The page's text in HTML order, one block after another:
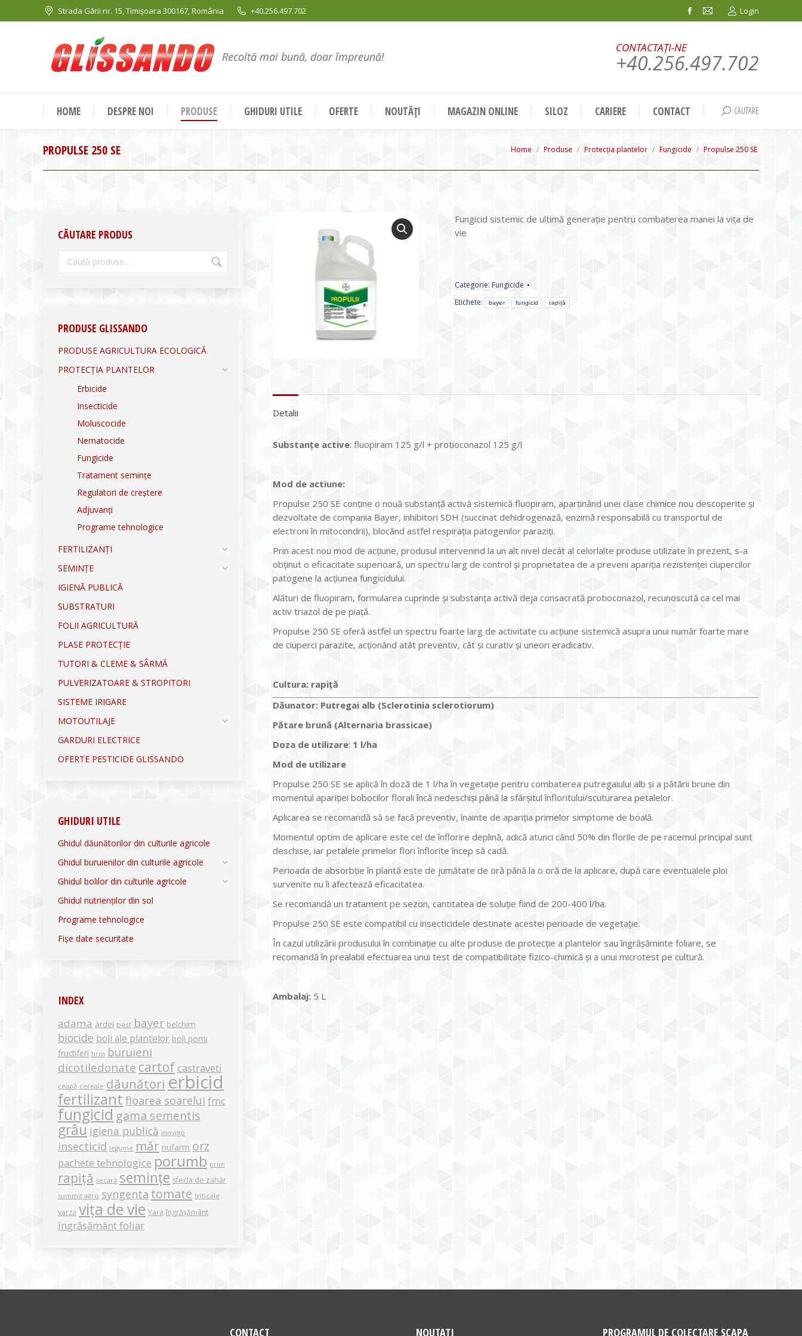
Strada Gării nr. 15, Timișoara 300167, România +40.256.497.702
Facebook
in
window
Mail
in
window
Login
Recoltă mai bună, doar împreună!
CONTACTAȚI-NE
+40.256.497.702
HOME DESPRE NOI PRODUSE GHIDURI UTILE OFERTE NOUTĂȚI MAGAZIN ONLINE SILOZ CARIERE CONTACT Search:
CĂUTARE
PROPULSE 250 SE You are here:
Home Produse Protecția plantelor Fungicide Propulse 250 SE
Fungicid sistemic de ultimă generaţie pentru combaterea manei la viţa de
vie
Categorie: Fungicide
Etichete:
bayer fungicid rapiță
Detalii
Substanţe active: fluopiram 125 g/l + protioconazol 125 g/l
Mod de actiune:
Propulse 250 SE conține o nouă substanță activă sistemică fluopiram, aparținând unei clase chimice nou descoperite şi
dezvoltate de compania Bayer, inhibitori SDH (succinat dehidrogenază, enzimă responsabilă cu transportul de
electroni în mitocondrii), blocând astfel respirația patogenilor paraziți.
Prin acest nou mod de acțiune, produsul intervenind la un alt nivel decât al celorlalte produse utilizate în prezent, s-a
obținut o eficacitate superioară, un spectru larg de control și proprietatea de a preveni apariția rezistenței ciupercilor
patogene la acțiunea fungicidului.
Alături de fluopiram, formularea cuprinde și substanța activă deja consacrată protioconazol, recunoscută ca cel mai
activ triazol de pe piață.
Propulse 250 SE oferă astfel un spectru foarte larg de activitate cu acțiune sistemică asupra unui număr foarte mare
de ciuperci parazite, acționând atât preventiv, cât și curativ și uneori eradicativ.
Cultura: rapiţă
Dăunator: Putregai alb (Sclerotinia sclerotiorum)
Pătare brună (Alternaria brassicae)
Doza de utilizare: 1 l/ha
Mod de utilizare
Propulse 250 SE se aplică în doză de 1 l/ha în vegetație pentru combaterea putregaiului alb și a pătării brune din
momentul apariției bobocilor florali încă nedeschiși până la sfârșitul înfloritului/scuturarea petalelor.
Aplicarea se recomandă să se facă preventiv, înainte de apariția primelor simptome de boală.
Momentul optim de aplicare este cel de înflorire deplină, adică atunci când 50% din florile de pe racemul principal sunt
deschise, iar petalele primelor flori înflorite încep să cadă.
Perioada de absorbție în plantă este de jumătate de oră până la o oră de la aplicare, după care eventualele ploi
survenite nu îi afectează eficacitatea.
Se recomandă un tratament pe sezon, cantitatea de soluție fiind de 200-400 l/ha.
Propulse 250 SE este compatibil cu insecticidele destinate acestei perioade de vegetație.
În cazul utilizării produsului în combinație cu alte produse de protecție a plantelor sau îngrășăminte foliare, se
recomandă în prealabil efectuarea unui test de compatibilitate fizico-chimică și a unui microtest pe cultură.
Ambalaj: 5 L
CĂUTARE PRODUS
PRODUSE GLISSANDO
PRODUSE AGRICULTURA ECOLOGICĂ
PROTECȚIA PLANTELOR
Erbicide
Insecticide
Moluscocide
Nematocide
Fungicide
Tratament semințe
Regulatori de creștere
Adjuvanți
Programe tehnologice
FERTILIZANȚI
SEMINȚE
IGIENĂ PUBLICĂ
SUBSTRATURI
FOLII AGRICULTURĂ
PLASE PROTECȚIE
TUTORI & CLEME & SÂRMĂ
PULVERIZATOARE & STROPITORI
SISTEME IRIGARE
MOTOUTILAJE
GARDURI ELECTRICE
OFERTE PESTICIDE GLISSANDO
GHIDURI UTILE
Ghidul dăunătorilor din culturile agricole
Ghidul buruienilor din culturile agricole
Ghidul bolilor din culturile agricole
Ghidul nutrienților din sol
Programe tehnologice
Fișe date securitate
INDEX
adama ardei basf bayer belchim
biocide boli ale plantelor boli pomi
fructiferi bros buruieni
dicotiledonate cartof castraveti
ceapă cereale dăunători erbicid
fertilizant floarea soarelui fmc
fungicid gama sementis
grâu igiena publică innvigo
insecticid legume măr nufarm orz
pachete tehnologice porumb prun
rapiță secară semințe sfecla de zahăr
summit agro syngenta tomate triticale
varza vița de vie Yara îngrășământ
îngrășământ foliar
CONTACT NOUTAȚI PROGRAMUL DE COLECTARE SCAPA